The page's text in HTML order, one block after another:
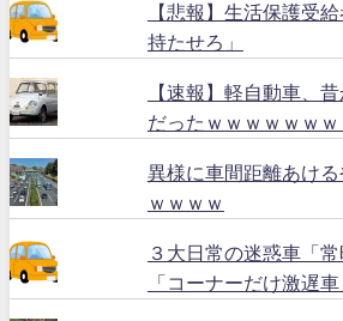
【悲報】生活保護受
持たせろ」
【速報】軽自動車、
だったｗｗｗｗｗｗｗ
異様に車間距離あけ
ｗｗｗｗ
３大日常の迷惑車「
「コーナーだけ激遅車